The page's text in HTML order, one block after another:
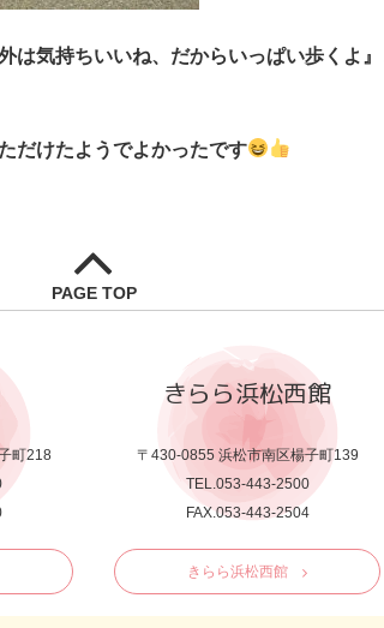
は気持ちいいね、だからいっぱい歩くよ
だけたようでよかったです
PAGE TOP
町218
きらら浜松西館
〒430-0855 浜松市南区楊子町139
TEL.053-443-2500
FAX.053-443-2504
きらら浜松西館